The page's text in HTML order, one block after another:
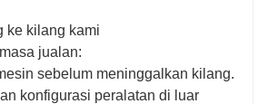
ke kilang kami
jualan:
sebelum meninggalkan kilang.
konfigurasi peralatan di luar